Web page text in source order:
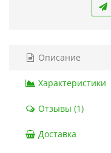
Описание
Характеристики
Отзывы (1)
Доставка